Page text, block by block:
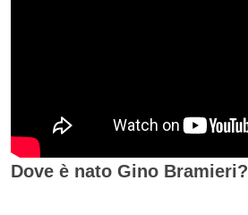
Dove è nato Gino Bramieri?